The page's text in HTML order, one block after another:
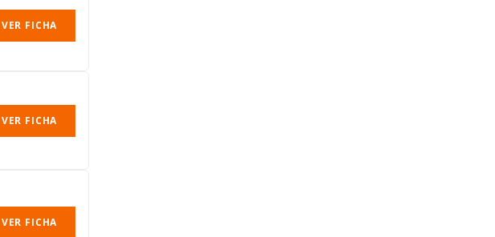
VER FICHA
VER FICHA
VER FICHA